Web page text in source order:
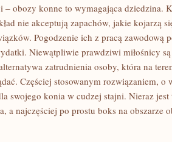
– obozy konne to wymagająca dziedzina.
nie akceptują zapachów, jakie kojarzą
Pogodzenie ich z pracą zawodową
Niewątpliwie prawdziwi miłośnicy
zatrudnienia osoby, która na
Częściej stosowanym rozwiązaniem, o
swojego konia w cudzej stajni. Nieraz
a najczęściej po prostu boks na obszarze